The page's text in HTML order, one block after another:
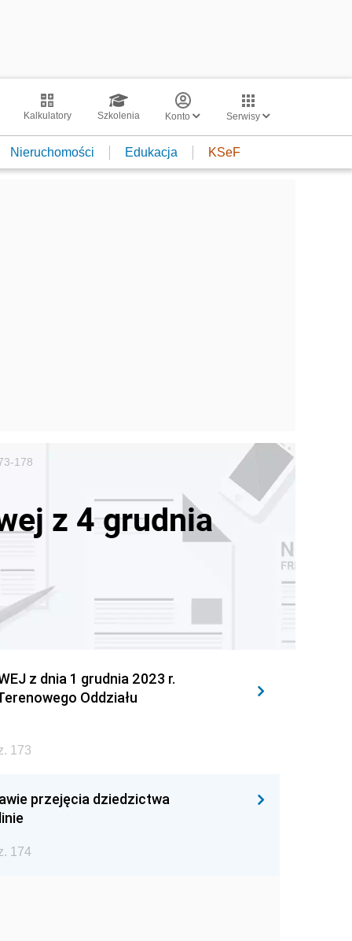
Kalkulatory Szkolenia Konto Serwisy
Nieruchomości Edukacja KSeF
178
z 4 grudnia
z dnia 1 grudnia 2023 r.
Oddziału
173
przejęcia dziedzictwa
174